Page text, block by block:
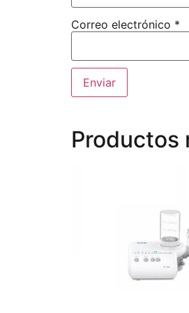
Correo electrónico *
Productos